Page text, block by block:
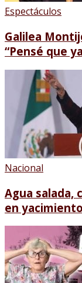
Espectáculos
Galilea
“Pensé que
Nacional
Agua salada,
en